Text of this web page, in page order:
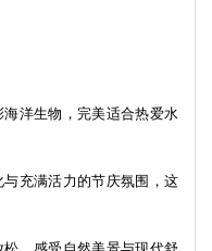
洋生物，完美适合热爱水
充满活力的节庆氛围，这